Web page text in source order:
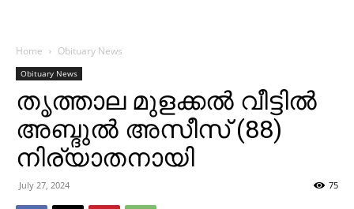
Home Obituary News
Obituary News
തൃത്താല മുളക്കല്‍ വീട്ടില്‍
അബ്ദുല്‍ അസീസ് (88)
നിര്യാതനായി
July 27, 2024 75